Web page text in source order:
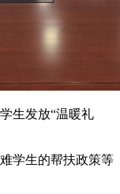
生发放“温暖礼
学生的帮扶政策等